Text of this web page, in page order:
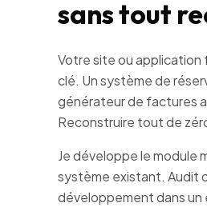
sans tout
Votre site ou
clé. Un système de
générateur de factures
Reconstruire tout de
Je développe le module
système existant. Audit
développement dans un